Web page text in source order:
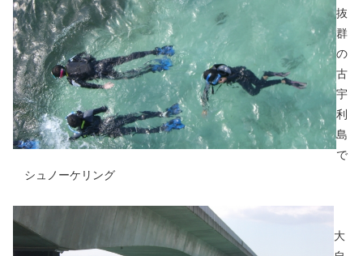
抜
群
の
古
宇
利
島
で
シュノーケリング
大